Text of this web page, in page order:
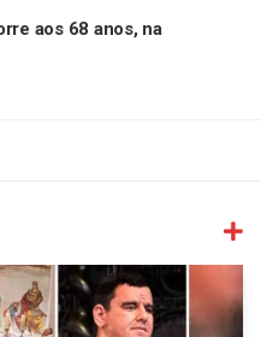
aos 68 anos, na